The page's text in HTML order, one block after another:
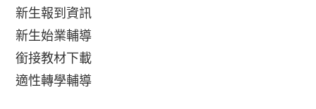
新生報到資訊
新生始業輔導
銜接教材下載
適性轉學輔導